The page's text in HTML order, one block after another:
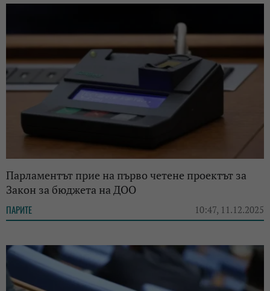
Парламентът прие на първо четене проектът за
Закон за бюджета на ДОО
ПАРИТЕ 10:47, 11.12.2025